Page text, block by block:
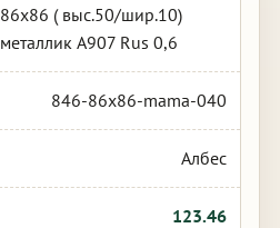
86х86 ( выс.50/шир.10)
металлик А907 Rus 0,6
846-86x86-mama-040
Албес
123.46